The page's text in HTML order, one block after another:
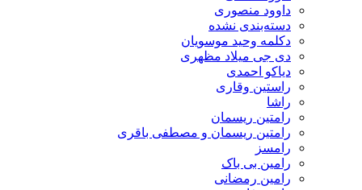
داوود منصوری
دسته‌بندی نشده
دکلمه وحید موسویان
دی جی میلاد مظهری
دیاکو احمدی
راستین وقاری
راشا
رامتین ریسمان
رامتین ریسمان و مصطفی باقری
رامسز
رامین بی باک
رامین رمضانی